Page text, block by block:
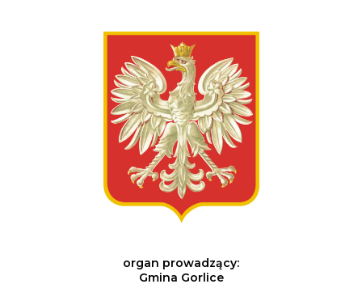
organ prowadzący:
Gmina Gorlice